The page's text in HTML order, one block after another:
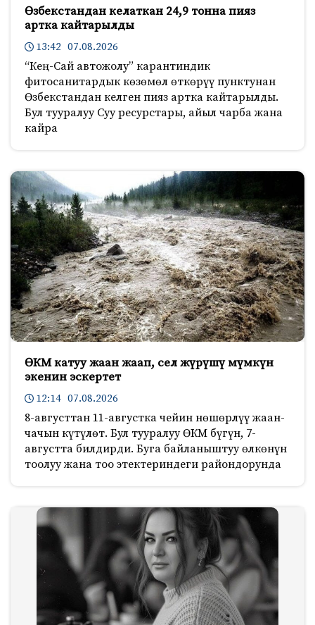
Өзбекстандан келаткан 24,9 тонна пияз
артка кайтарылды
13:42 07.08.2026
“Кең-Сай автожолу” карантиндик
фитосанитардык көзөмөл өткөрүү пунктунан
Өзбекстандан келген пияз артка кайтарылды.
Бул тууралуу Суу ресурстары, айыл чарба жана
кайра
ӨКМ катуу жаан жаап, сел жүрүшү мүмкүн
экенин эскертет
12:14 07.08.2026
8-августтан 11-августка чейин нөшөрлүү жаан-
чачын күтүлөт. Бул тууралуу ӨКМ бүгүн, 7-
августта билдирди. Буга байланыштуу өлкөнүн
тоолуу жана тоо этектериндеги райондорунда